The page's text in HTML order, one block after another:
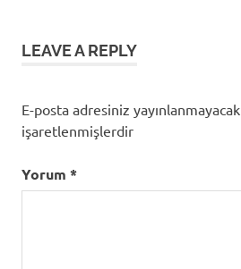
Medya
LEAVE A REPLY
E-posta adresiniz yayınlanmayacak.
işaretlenmişlerdir
Yorum *